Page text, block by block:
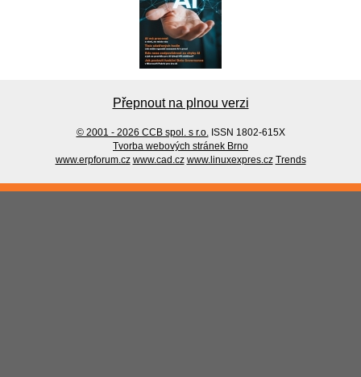
Přepnout na plnou verzi
© 2001 - 2026 CCB spol. s r.o. ISSN 1802-615X
Tvorba webových stránek Brno
www.erpforum.cz www.cad.cz www.linuxexpres.cz Trends